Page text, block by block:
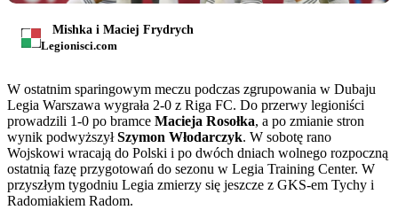
Mishka i Maciej Frydrych
Legionisci.com
W ostatnim sparingowym meczu podczas zgrupowania w Dubaju
Legia Warszawa wygrała 2-0 z Riga FC. Do przerwy legioniści
prowadzili 1-0 po bramce Macieja Rosołka, a po zmianie stron
wynik podwyższyłSzymon Włodarczyk. W sobotę rano
Wojskowi wracają do Polski i po dwóch dniach wolnego rozpoczną
ostatnią fazę przygotowań do sezonu w Legia Training Center. W
przyszłym tygodniu Legia zmierzy się jeszcze z GKS-em Tychy i
Radomiakiem Radom.